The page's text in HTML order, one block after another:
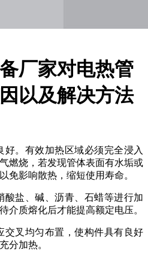
厂家对电热管
以及解决方法
好。有效加热区域必须完全浸入
燃烧，若发现管体表面有水垢或
免影响散热，缩短使用寿命。
酸盐、碱、沥青、石蜡等进行加
介质熔化后才能提高额定电压。
交叉均匀布置，使构件具有良好
分加热。